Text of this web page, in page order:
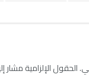
الحقول الإلزامية مشار